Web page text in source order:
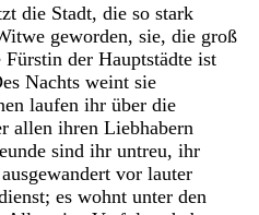
die Stadt, die so stark
geworden, sie, die groß
Fürstin der Hauptstädte ist
Nachts weint sie
laufen ihr über die
allen ihren Liebhabern
sind ihr untreu, ihr
ausgewandert vor lauter
; es wohnt unter den